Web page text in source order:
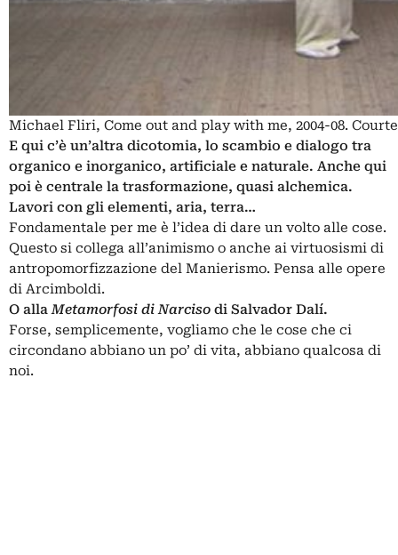
Michael Fliri, Come out and play with me, 2004-08.
E qui c’è un’altra dicotomia, lo scambio e dialogo tra
organico e inorganico, artificiale e naturale. Anche qui
poi è centrale la trasformazione, quasi alchemica.
Lavori con gli elementi, aria, terra…
Fondamentale per me è l’idea di dare un volto alle cose.
Questo si collega all’animismo o anche ai virtuosismi di
antropomorfizzazione del Manierismo. Pensa alle opere
di Arcimboldi.
O alla Metamorfosi di Narciso di Salvador Dalí.
Forse, semplicemente, vogliamo che le cose che ci
circondano abbiano un po’ di vita, abbiano qualcosa di
noi.